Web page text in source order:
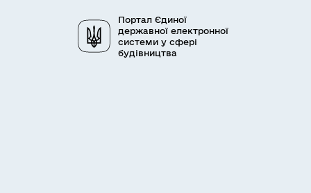
Портал Єдиної
державної електронної
системи у сфері
будівництва